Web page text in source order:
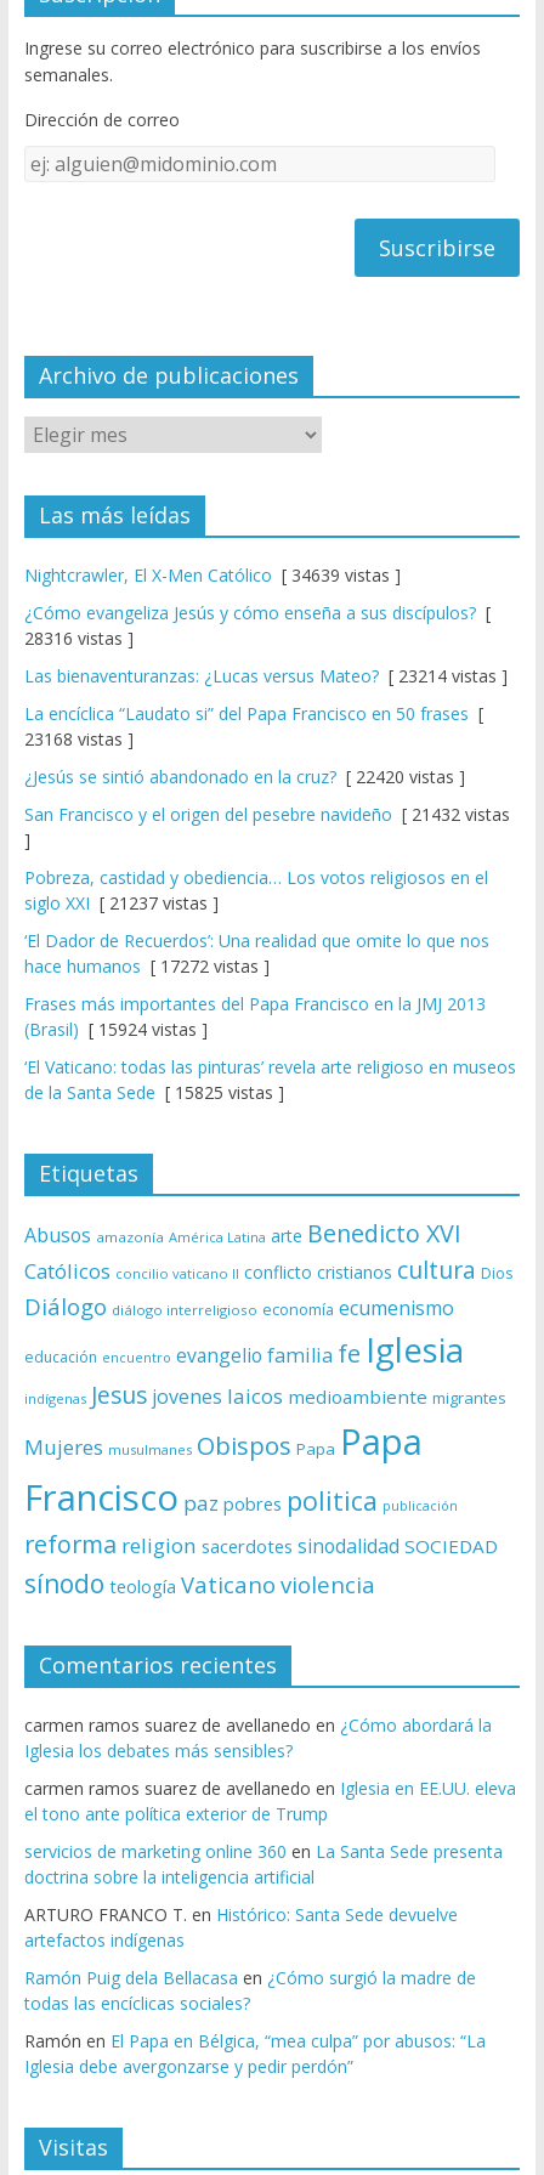
b
o
o
k
er T
u
e
C
el
Ingrese su correo electrónico para suscribirse a los envíos
semanales.
Dirección de correo
Dirección
de
Archivo de publicaciones
Las más leídas
Nightcrawler, El X-Men Católico [ 34639 vistas ]
¿Cómo evangeliza Jesús y cómo enseña a sus discípulos?[
28316 vistas ]
Las bienaventuranzas: ¿Lucas versus Mateo?[ 23214 vistas ]
La encíclica “Laudato si” del Papa Francisco en 50 frases [
23168 vistas ]
¿Jesús se sintió abandonado en la cruz?[ 22420 vistas ]
San Francisco y el origen del pesebre navideño [ 21432 vistas
]
Pobreza, castidad y obediencia… Los votos religiosos en el
siglo XXI [ 21237 vistas ]
‘El Dador de Recuerdos’: Una realidad que omite lo que nos
hace humanos [ 17272 vistas ]
Frases más importantes del Papa Francisco en la JMJ 2013
(Brasil) [ 15924 vistas ]
‘El Vaticano: todas las pinturas’ revela arte religioso en museos
de la Santa Sede [ 15825 vistas ]
Etiquetas
Abusos amazonía América Latina arte Benedicto XVI
Católicos concilio vaticano II conflicto cristianos cultura Dios
Diálogo diálogo interreligioso economía ecumenismo
educación encuentro evangelio familia fe Iglesia
indígenas Jesus jovenes laicos medioambiente migrantes
Mujeres musulmanes Obispos Papa Papa
Francisco paz pobres politica publicación
reforma religion sacerdotes sinodalidad SOCIEDAD
sínodo teología Vaticano violencia
Comentarios recientes
carmen ramos suarez de avellanedo en ¿Cómo abordará la
Iglesia los debates más sensibles?
carmen ramos suarez de avellanedo en Iglesia en EE.UU. eleva
el tono ante política exterior de Trump
servicios de marketing online 360 en La Santa Sede presenta
doctrina sobre la inteligencia artificial
ARTURO FRANCO T. en Histórico: Santa Sede devuelve
artefactos indígenas
Ramón Puig dela Bellacasa en ¿Cómo surgió la madre de
todas las encíclicas sociales?
Ramón en El Papa en Bélgica, “mea culpa” por abusos: “La
Iglesia debe avergonzarse y pedir perdón”
Visitas